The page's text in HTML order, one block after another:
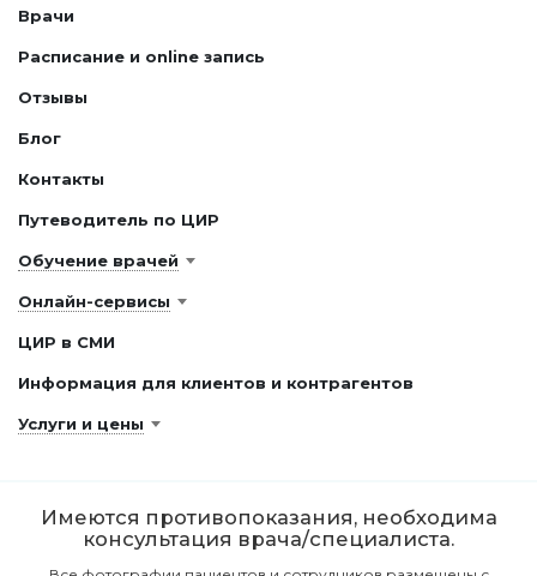
Врачи
Расписание и online запись
Отзывы
Блог
Контакты
Путеводитель по ЦИР
Обучение врачей
Онлайн-сервисы
ЦИР в СМИ
Информация для клиентов и контрагентов
Услуги и цены
Имеются противопоказания, необходима
консультация врача/специалиста.